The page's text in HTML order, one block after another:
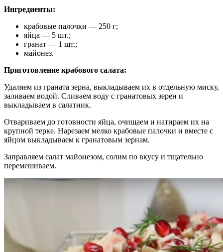
Ингредиенты:
крабовые палочки — 250 г;
яйца — 5 шт.;
гранат — 1 шт.;
майонез.
Приготовление крабового салата:
Удаляем из граната зерна, выкладываем их в отдельную миску,
заливаем водой. Сливаем воду с гранатовых зерен и
выкладываем в салатник.
Отвариваем до готовности яйца, очищаем и натираем их на
крупной терке. Нарезаем мелко крабовые палочки и вместе с
яйцом выкладываем к гранатовым зернам.
Заправляем салат майонезом, солим по вкусу и тщательно
перемешиваем.